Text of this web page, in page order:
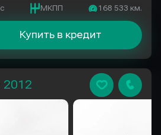
МКПП 168 533 км.
Купить в кредит
2012